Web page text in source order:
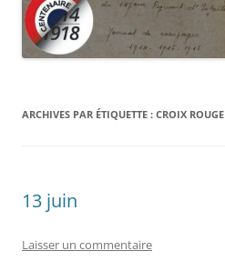
ARCHIVES PAR ÉTIQUETTE : CROIX ROUGE
13 juin
Laisser un commentaire